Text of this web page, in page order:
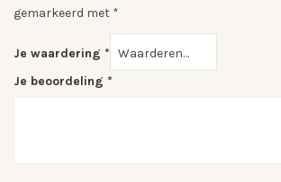
gemarkeerd met *
Je waardering *
Je beoordeling *